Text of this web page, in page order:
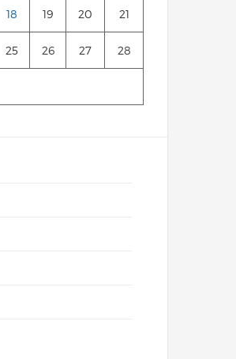
18 19 20 21
25 26 27 28